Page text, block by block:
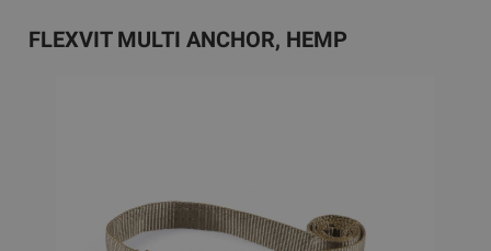
FLEXVIT MULTI ANCHOR, HEMP